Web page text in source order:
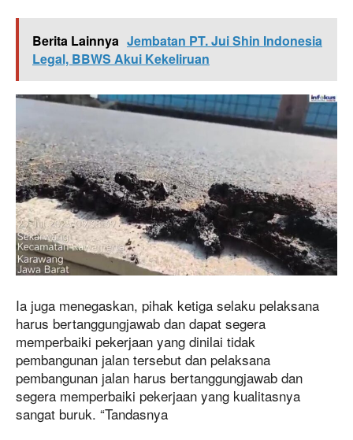
Berita Lainnya Jembatan PT. Jui Shin Indonesia
Legal, BBWS Akui Kekeliruan
Ia juga menegaskan, pihak ketiga selaku pelaksana
harus bertanggungjawab dan dapat segera
memperbaiki pekerjaan yang dinilai tidak
pembangunan jalan tersebut dan pelaksana
pembangunan jalan harus bertanggungjawab dan
segera memperbaiki pekerjaan yang kualitasnya
sangat buruk. “Tandasnya